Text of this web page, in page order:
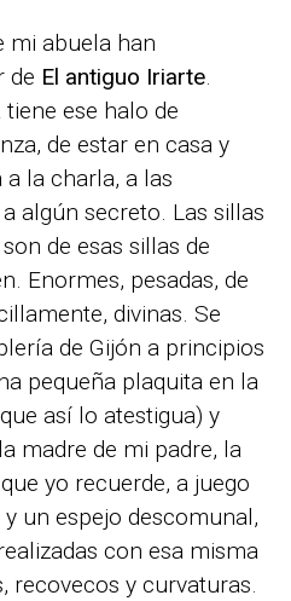
mi abuela han
de El antiguo Iriarte.
ese halo de
de estar en casa y
la charla, a las
algún secreto. Las sillas
de esas sillas de
Enormes, pesadas, de
divinas. Se
de Gijón a principios
pequeña plaquita en la
así lo atestigua) y
madre de mi padre, la
yo recuerde, a juego
un espejo descomunal,
con esa misma
recovecos y curvaturas.